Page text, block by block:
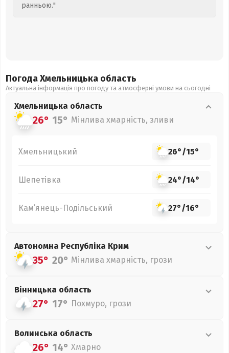
ранньою."
Погода Хмельницька область
Актуальна інформація про погоду та атмосферні умови на сьогодні
Хмельницька область
26° 15° Мінлива хмарність, зливи
Хмельницький 26°/15°
Шепетівка 24°/14°
Кам’янець-Подільський 27°/16°
Автономна Республіка Крим
35° 20° Мінлива хмарність, грози
Вінницька область
27° 17° Похмуро, грози
Волинська область
26° 14° Хмарно